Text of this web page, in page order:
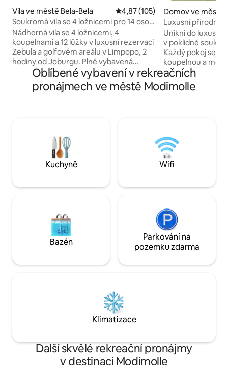
Vila ve městě Bela-Bela Průměrné hodnocení 4,87 z 5,
4,87 (105)
Soukromá vila se 4 ložnicemi pro 14 osob
v Zebule
Nádherná vila se 4 ložnicemi, 4
koupelnami a 12 lůžky v luxusní rezervaci
Zebula a golfovém areálu v Limpopo, 2
hodiny od Joburgu. Plně vybavená
jednotka s vlastním stravováním,
střídačem a záložní baterií (bez
přerušování dodávky proudu), bazénem,
matrace pro děti. Areál se může
pochlubit 18jamkovým golfovým
hřištěm, běžeckými a cyklistickými
stezkami, restauracemi, výlety na
Domov ve městě
Luxusní přírodní
Unikni do
v poklidné
Každý pokoj se
koupelnou a
si setkání s
kulečníkový stůl a
uprostřed krásy
uhradit přírodní
ochranu přírody
vozidlo.
Oblíbené vybavení v rekreačních
pronájmech ve městě Modimolle
Kuchyně Wifi
Bazén
Parkování na
pozemku zdarma
Klimatizace
Další skvělé rekreační pronájmy
v destinaci Modimolle